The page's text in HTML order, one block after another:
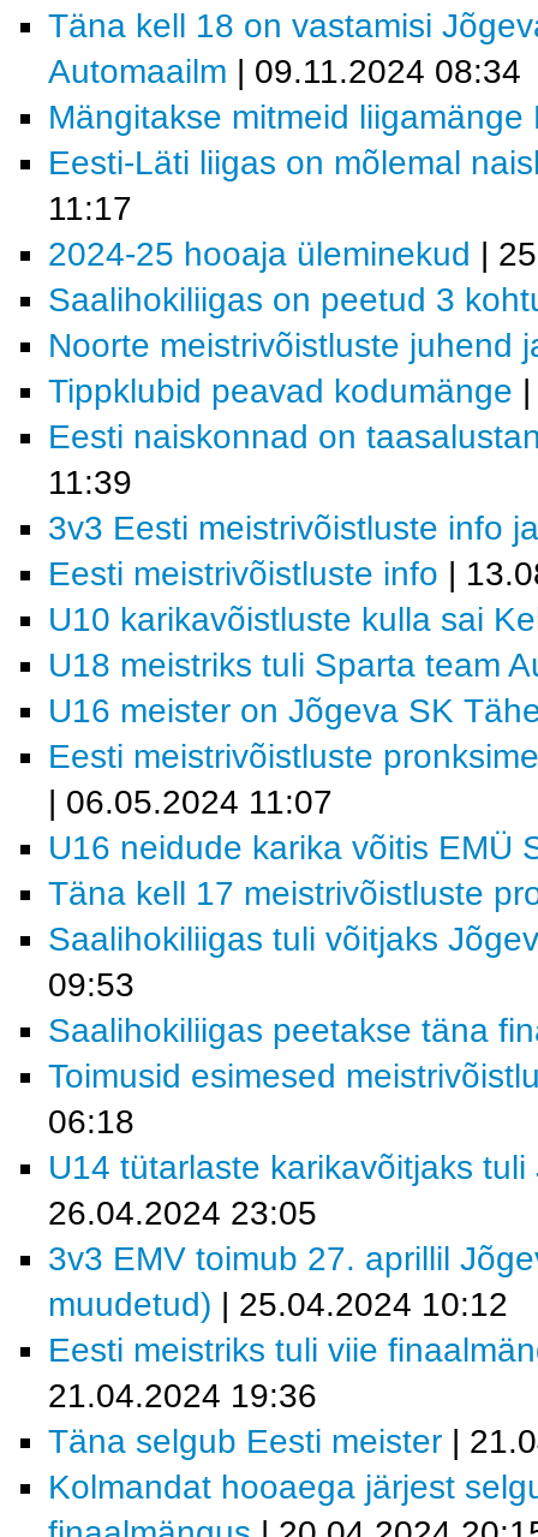
Täna kell 18 on vastamisi
Automaailm | 09.11.2024 08:34
Mängitakse mitmeid liigamänge
Eesti-Läti liigas on mõlemal
11:17
2024-25 hooaja üleminekud |
Saalihokiliigas on peetud 3
Noorte meistrivõistluste juhend
Tippklubid peavad kodumänge
Eesti naiskonnad on
11:39
3v3 Eesti meistrivõistluste info
Eesti meistrivõistluste info |
U10 karikavõistluste kulla sai
U18 meistriks tuli Sparta team
U16 meister on Jõgeva SK
Eesti meistrivõistluste
| 06.05.2024 11:07
U16 neidude karika võitis EMÜ
Täna kell 17 meistrivõistluste
Saalihokiliigas tuli võitjaks
09:53
Saalihokiliigas peetakse täna
Toimusid esimesed
06:18
U14 tütarlaste karikavõitjaks
26.04.2024 23:05
3v3 EMV toimub 27. aprillil
muudetud) | 25.04.2024 10:12
Eesti meistriks tuli viie
21.04.2024 19:36
Täna selgub Eesti meister |
Kolmandat hooaega järjest